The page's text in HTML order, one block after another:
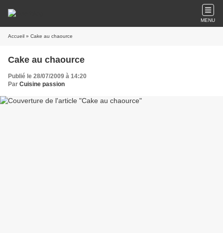
MENU
Accueil » Cake au chaource
Cake au chaource
Publié le 28/07/2009 à 14:20
Par Cuisine passion